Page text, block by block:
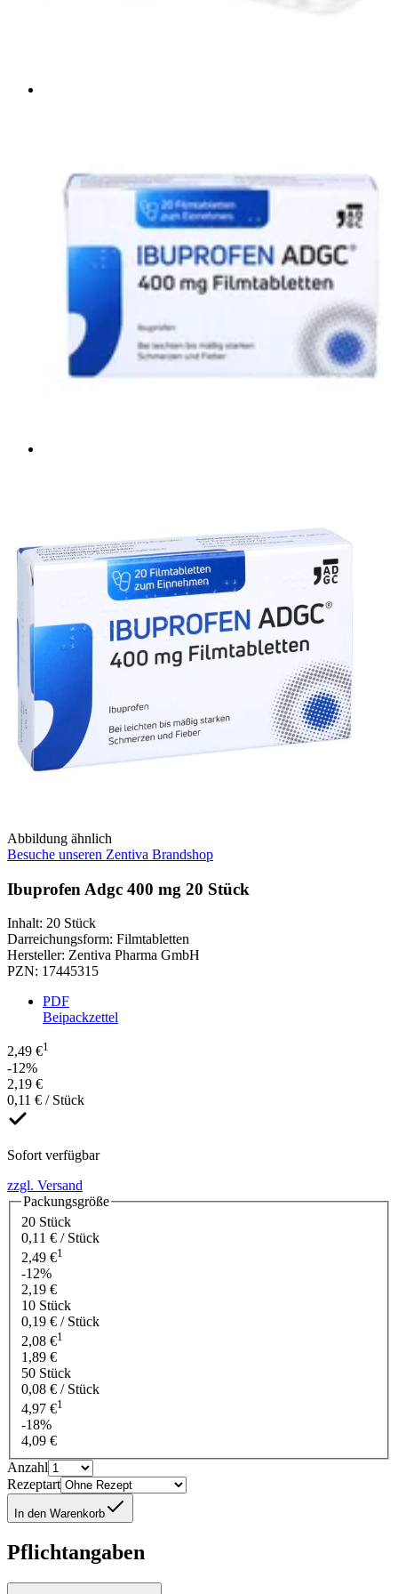
Abbildung ähnlich
Besuche unseren Zentiva Brandshop
Ibuprofen Adgc 400 mg 20 Stück
Inhalt: 20 Stück
Darreichungsform: Filmtabletten
Hersteller: Zentiva Pharma GmbH
PZN: 17445315
PDF
Beipackzettel
2,49 €1
-12%
2,19 €
0,11 € / Stück
Sofort verfügbar
zzgl. Versand
Packungsgröße
20 Stück
0,11 € / Stück
2,49 €1
-12%
2,19 €
10 Stück
0,19 € / Stück
2,08 €1
1,89 €
50 Stück
0,08 € / Stück
4,97 €1
-18%
4,09 €
Anzahl
Rezeptart
In den Warenkorb
Pflichtangaben